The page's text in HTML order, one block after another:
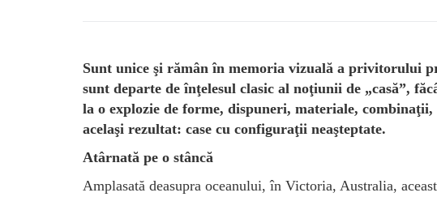
Sunt unice şi rămân în memoria vizuală a privitorului
sunt departe de înţelesul clasic al noţiunii de „casă”,
la o explozie de forme, dispuneri, materiale,
acelaşi rezultat: case cu configuraţii neaşteptate.
Atârnată pe o stâncă
Amplasată deasupra oceanului, în Victoria, Australia,